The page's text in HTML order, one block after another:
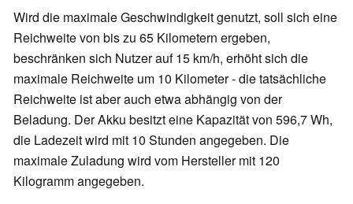
Wird die maximale Geschwindigkeit genutzt, soll sich eine
Reichweite von bis zu 65 Kilometern ergeben,
beschränken sich Nutzer auf 15 km/h, erhöht sich die
maximale Reichweite um 10 Kilometer - die tatsächliche
Reichweite ist aber auch etwa abhängig von der
Beladung. Der Akku besitzt eine Kapazität von 596,7 Wh,
die Ladezeit wird mit 10 Stunden angegeben. Die
maximale Zuladung wird vom Hersteller mit 120
Kilogramm angegeben.